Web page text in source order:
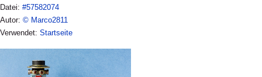
Datei: #57582074
Autor: © Marco2811
Verwendet: Startseite